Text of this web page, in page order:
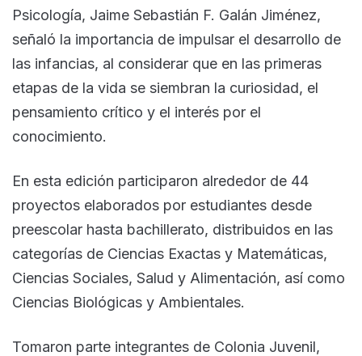
Psicología, Jaime Sebastián F. Galán Jiménez,
señaló la importancia de impulsar el desarrollo de
las infancias, al considerar que en las primeras
etapas de la vida se siembran la curiosidad, el
pensamiento crítico y el interés por el
conocimiento.
En esta edición participaron alrededor de 44
proyectos elaborados por estudiantes desde
preescolar hasta bachillerato, distribuidos en las
categorías de Ciencias Exactas y Matemáticas,
Ciencias Sociales, Salud y Alimentación, así como
Ciencias Biológicas y Ambientales.
Tomaron parte integrantes de Colonia Juvenil,